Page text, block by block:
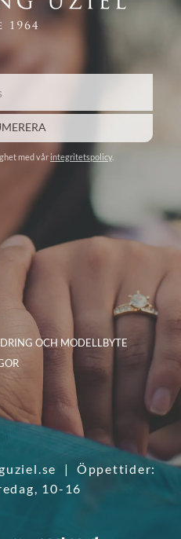
med vår integritetspolicy.
OCH MODELLBYTE
| Öppettider:
10-16